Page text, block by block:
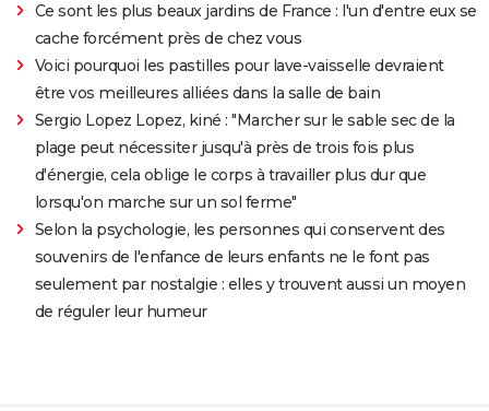
Ce sont les plus beaux jardins de France : l'un d'entre eux se
cache forcément près de chez vous
Voici pourquoi les pastilles pour lave-vaisselle devraient
être vos meilleures alliées dans la salle de bain
Sergio Lopez Lopez, kiné : "Marcher sur le sable sec de la
plage peut nécessiter jusqu'à près de trois fois plus
d'énergie, cela oblige le corps à travailler plus dur que
lorsqu'on marche sur un sol ferme"
Selon la psychologie, les personnes qui conservent des
souvenirs de l'enfance de leurs enfants ne le font pas
seulement par nostalgie : elles y trouvent aussi un moyen
de réguler leur humeur